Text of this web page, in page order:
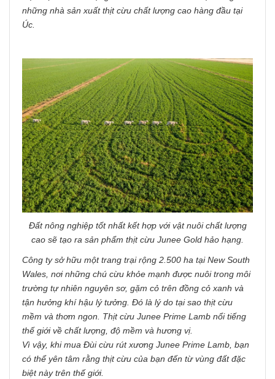
những nhà sản xuất thịt cừu chất lượng cao hàng đầu tại
Úc.
Đất nông nghiệp tốt nhất kết hợp với vật nuôi chất lượng
cao sẽ tạo ra sản phẩm thịt cừu Junee Gold hảo hạng.
Công ty sở hữu một trang trại rộng 2.500 ha tại New South
Wales, nơi những chú cừu khỏe mạnh được nuôi trong môi
trường tự nhiên nguyên sơ, gặm cỏ trên đồng cỏ xanh và
tận hưởng khí hậu lý tưởng. Đó là lý do tại sao thịt cừu
mềm và thơm ngon. Thịt cừu Junee Prime Lamb nổi tiếng
thế giới về chất lượng, độ mềm và hương vị.
Vì vậy, khi mua Đùi cừu rút xương Junee Prime Lamb, bạn
có thể yên tâm rằng thịt cừu của bạn đến từ vùng đất đặc
biệt này trên thế giới.